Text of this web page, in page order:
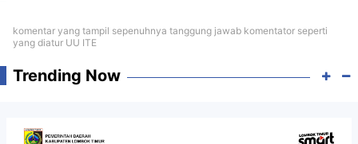
komentar yang tampil sepenuhnya tanggung jawab komentator seperti
yang diatur UU ITE
Trending Now